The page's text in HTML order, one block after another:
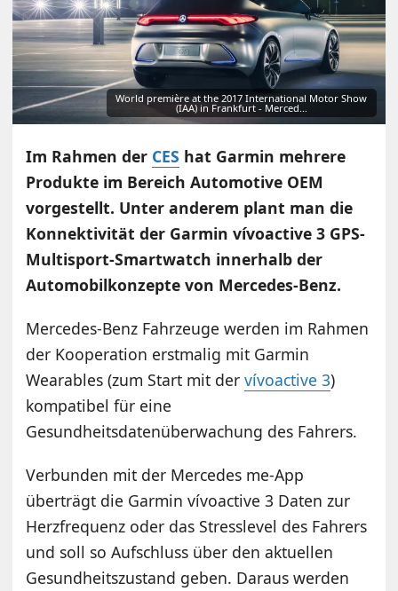
World première at the 2017 International Motor Show
(IAA) in Frankfurt - Merced…
Im Rahmen der CES hat Garmin mehrere
Produkte im Bereich Automotive OEM
vorgestellt. Unter anderem plant man die
Konnektivität der Garmin vívoactive 3 GPS-
Multisport-Smartwatch innerhalb der
Automobilkonzepte von Mercedes-Benz.
Mercedes-Benz Fahrzeuge werden im Rahmen
der Kooperation erstmalig mit Garmin
Wearables (zum Start mit dervívoactive 3)
kompatibel für eine
Gesundheitsdatenüberwachung des Fahrers.
Verbunden mit der Mercedes me-App
überträgt die Garmin vívoactive 3 Daten zur
Herzfrequenz oder das Stresslevel des Fahrers
und soll so Aufschluss über den aktuellen
Gesundheitszustand geben. Daraus werden